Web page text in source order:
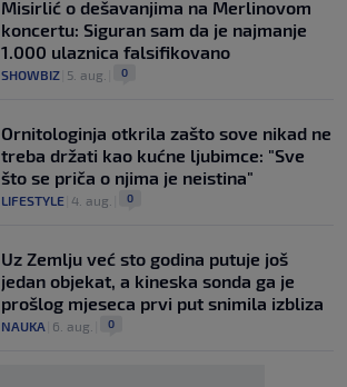
Misirlić o dešavanjima na Merlinovom
koncertu: Siguran sam da je najmanje
1.000 ulaznica falsifikovano
SHOWBIZ 5. aug. 0
Ornitologinja otkrila zašto sove nikad ne
treba držati kao kućne ljubimce: "Sve
što se priča o njima je neistina"
LIFESTYLE 4. aug. 0
Uz Zemlju već sto godina putuje još
jedan objekat, a kineska sonda ga je
prošlog mjeseca prvi put snimila izbliza
NAUKA 6. aug. 0